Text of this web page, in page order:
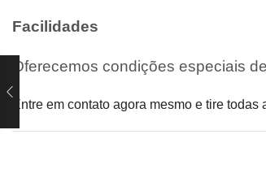
Facilidades
Oferecemos condições especiais
Entre em contato agora mesmo e tire todas